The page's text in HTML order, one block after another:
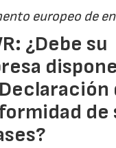
europeo de
¿Debe su
de